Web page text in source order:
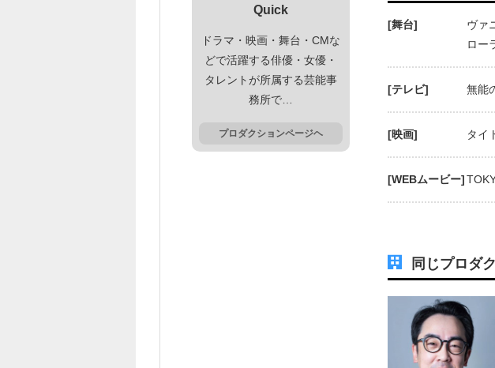
Quick
ドラマ・映画・舞台・CMな
どで活躍する俳優・女優・
タレントが所属する芸能事
務所で…
プロダクションページヘ
[舞台]
ヴァ
ロー
[テレビ] 無能
[映画] タイ
[WEBムービー]
同じプロダ